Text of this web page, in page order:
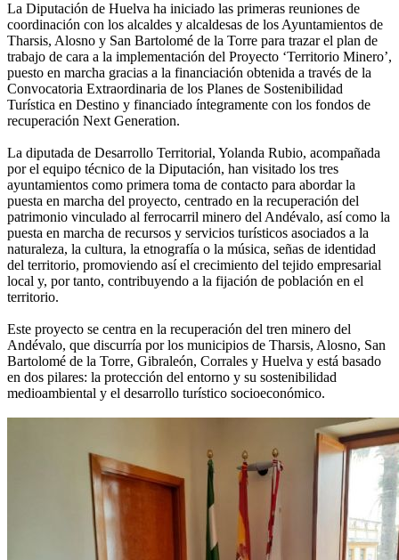
La Diputación de Huelva ha iniciado las primeras reuniones de
coordinación con los alcaldes y alcaldesas de los Ayuntamientos de
Tharsis, Alosno y San Bartolomé de la Torre para trazar el plan de
trabajo de cara a la implementación del Proyecto ‘Territorio Minero’,
puesto en marcha gracias a la financiación obtenida a través de la
Convocatoria Extraordinaria de los Planes de Sostenibilidad
Turística en Destino y financiado íntegramente con los fondos de
recuperación Next Generation.
La diputada de Desarrollo Territorial, Yolanda Rubio, acompañada
por el equipo técnico de la Diputación, han visitado los tres
ayuntamientos como primera toma de contacto para abordar la
puesta en marcha del proyecto, centrado en la recuperación del
patrimonio vinculado al ferrocarril minero del Andévalo, así como la
puesta en marcha de recursos y servicios turísticos asociados a la
naturaleza, la cultura, la etnografía o la música, señas de identidad
del territorio, promoviendo así el crecimiento del tejido empresarial
local y, por tanto, contribuyendo a la fijación de población en el
territorio.
Este proyecto se centra en la recuperación del tren minero del
Andévalo, que discurría por los municipios de Tharsis, Alosno, San
Bartolomé de la Torre, Gibraleón, Corrales y Huelva y está basado
en dos pilares: la protección del entorno y su sostenibilidad
medioambiental y el desarrollo turístico socioeconómico.